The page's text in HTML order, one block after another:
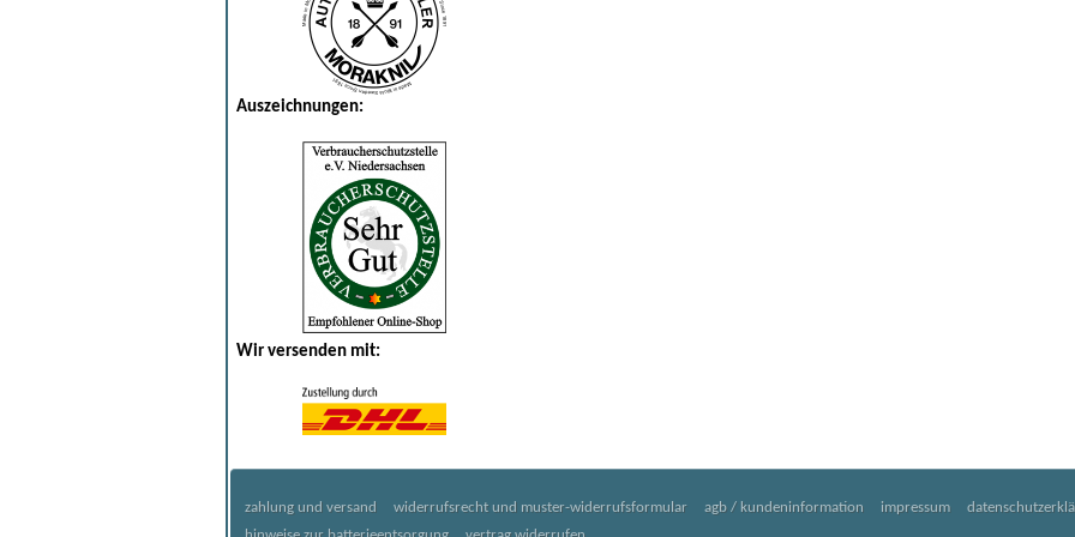
Auszeichnungen:
Wir versenden mit:
zahlung und versand widerrufsrecht und muster-widerrufsformular agb / kundeninformation impressum